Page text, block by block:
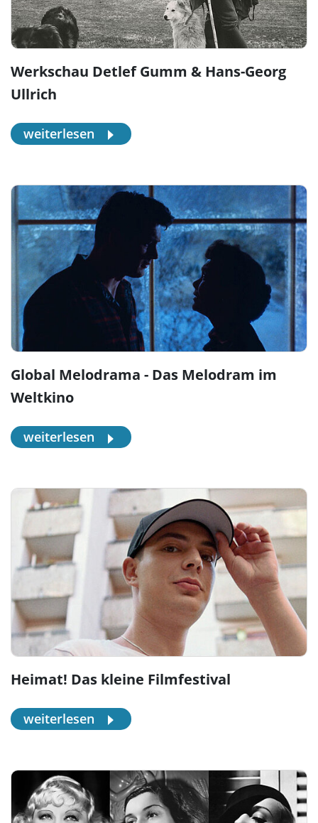
Werkschau Detlef Gumm & Hans-Georg
Ullrich
weiterlesen
Global Melodrama - Das Melodram im
Weltkino
weiterlesen
Heimat! Das kleine Filmfestival
weiterlesen